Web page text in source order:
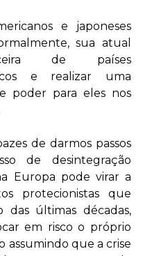
e japoneses
sua atual
de países
e realizar uma
poder para eles nos
de darmos passos
de desintegração
Europa pode virar a
protecionistas que
das últimas décadas,
em risco o próprio
assumindo que a crise